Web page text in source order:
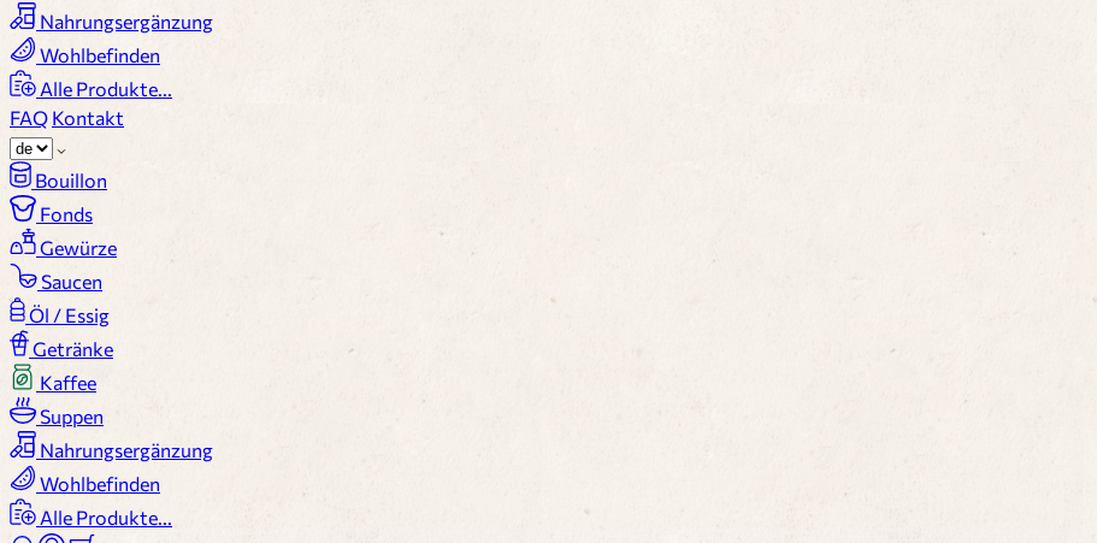
Nahrungsergänzung
Wohlbefinden
Alle Produkte...
FAQ Kontakt
Bouillon
Fonds
Gewürze
Saucen
Öl / Essig
Getränke
Kaffee
Suppen
Nahrungsergänzung
Wohlbefinden
Alle Produkte...